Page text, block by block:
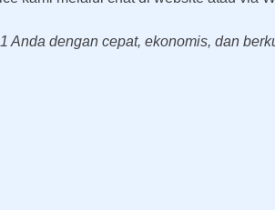
Anda dengan cepat, ekonomis, dan